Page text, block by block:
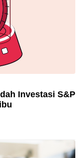
Investasi S&P